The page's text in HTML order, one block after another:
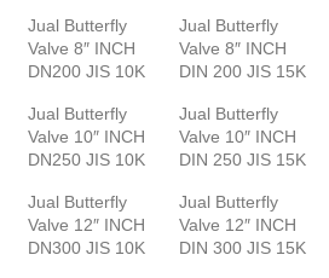
Jual Butterfly
Valve 8″ INCH
DN200 JIS 10K
Jual Butterfly
Valve 8″ INCH
DIN 200 JIS 15K
Jual Butterfly
Valve 10″ INCH
DN250 JIS 10K
Jual Butterfly
Valve 10″ INCH
DIN 250 JIS 15K
Jual Butterfly
Valve 12″ INCH
DN300 JIS 10K
Jual Butterfly
Valve 12″ INCH
DIN 300 JIS 15K